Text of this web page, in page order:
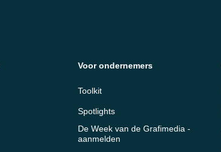
Voor ondernemers
Toolkit
Spotlights
De Week van de Grafimedia -
aanmelden